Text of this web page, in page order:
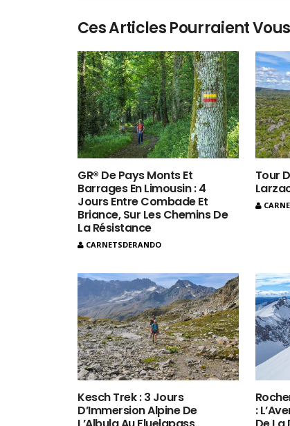
Ces Articles Pourraient
GR® De Pays Monts Et
Barrages En Limousin : 4
Jours Entre Combade Et
Briance, Sur Les Chemins De
La Résistance
CARNETSDERANDO
Tour
Kesch Trek : 3 Jours
D’Immersion Alpine De
: